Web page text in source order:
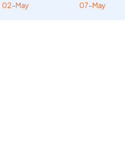
02-May 07-May